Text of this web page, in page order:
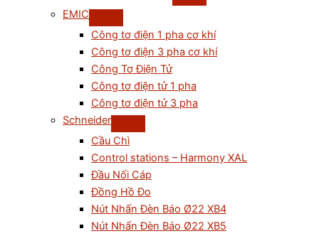
EMIC
Công tơ điện 1 pha cơ khí
Công tơ điện 3 pha cơ khí
Công Tơ Điện Tử
Công tơ điện tử 1 pha
Công tơ điện tử 3 pha
Schneider
Cầu Chì
Control stations – Harmony XAL
Đầu Nối Cáp
Đồng Hồ Đo
Nút Nhấn Đèn Báo Ø22 XB4
Nút Nhấn Đèn Báo Ø22 XB5